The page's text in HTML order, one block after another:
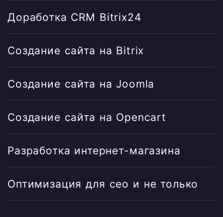
Доработка CRM Bitrix24
Создание сайта на Bitrix
Создание сайта на Joomla
Создание сайта на Opencart
Разработка интернет-магазина
Оптимизация для сео и не только